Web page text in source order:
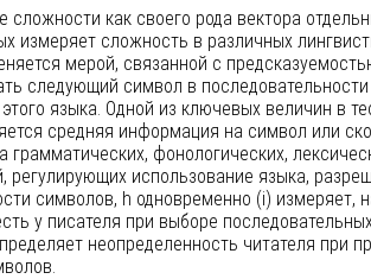
сложности как своего рода вектора
измеряет сложность в различных
мерой, связанной с
следующий символ в последовательности
языка. Одной из ключевых величин в
средняя информация на символ или
грамматических, фонологических,
регулирующих использование языка,
символов, h одновременно (i) измеряет,
у писателя при выборе
неопределенность читателя при